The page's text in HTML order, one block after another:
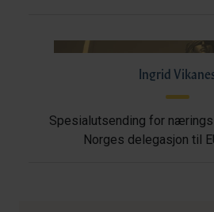
Ingrid
Spesialutsending for
Norges delegasjon til